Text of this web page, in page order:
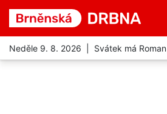
Neděle 9. 8. 2026 | Svátek má Roman